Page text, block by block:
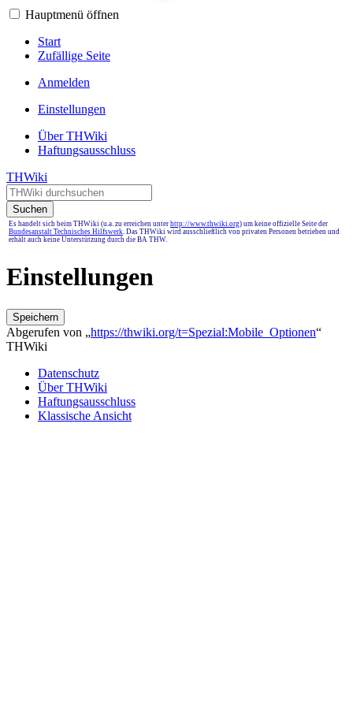
Hauptmenü öffnen
Start
Zufällige Seite
Anmelden
Einstellungen
Über THWiki
Haftungsausschluss
THWiki
Suchen
Es handelt sich beim THWiki (u.a. zu erreichen unter http://www.thwiki.org) um keine offizielle Seite der
Bundesanstalt Technisches Hilfswerk. Das THWiki wird ausschließlich von privaten Personen betrieben und
erhält auch keine Unterstützung durch die BA THW.
Einstellungen
Speichern
Abgerufen von „https://thwiki.org/t=Spezial:Mobile_Optionen“
THWiki
Datenschutz
Über THWiki
Haftungsausschluss
Klassische Ansicht